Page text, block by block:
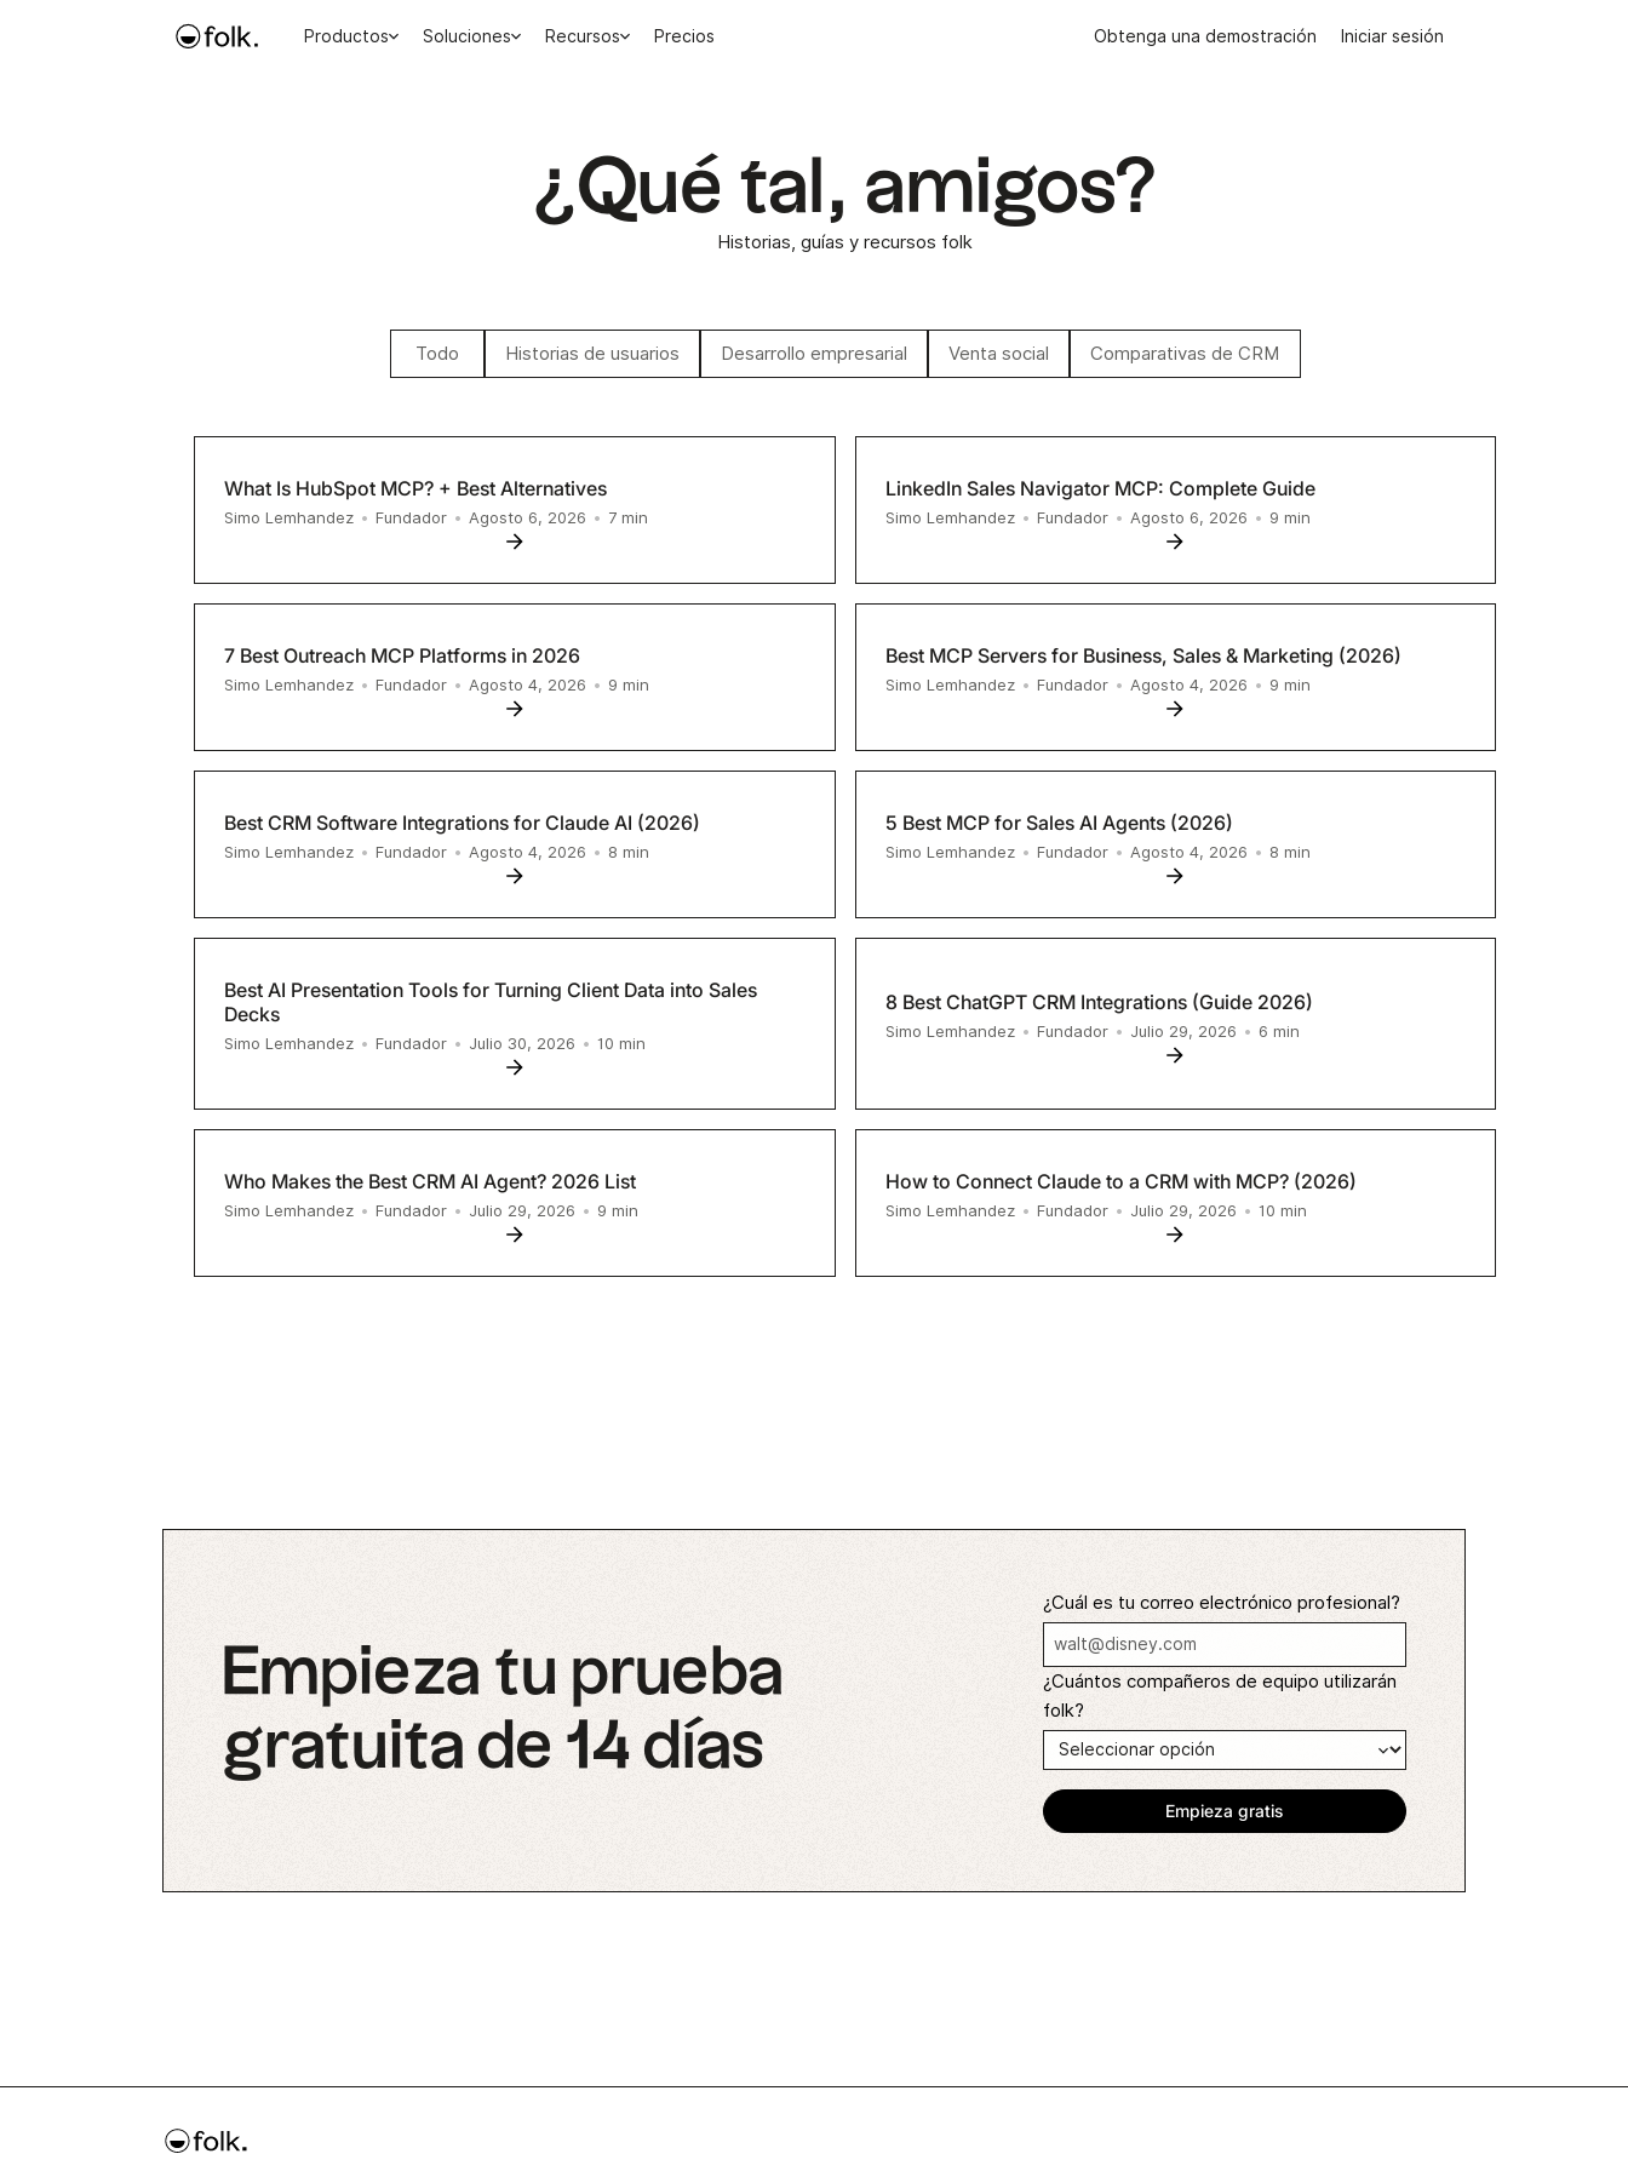
Productos Soluciones Recursos Precios Obtenga una demostración Iniciar sesión
¿Qué tal, amigos?
Historias, guías y recursos folk
Todo Historias de usuarios Desarrollo empresarial Venta social Comparativas de CRM
What Is HubSpot MCP? + Best Alternatives
Simo Lemhandez • Fundador • Agosto 6, 2026 • 7 min
LinkedIn Sales Navigator MCP: Complete Guide
Simo Lemhandez • Fundador • Agosto 6, 2026 • 9 min
7 Best Outreach MCP Platforms in 2026
Simo Lemhandez • Fundador • Agosto 4, 2026 • 9 min
Best MCP Servers for Business, Sales & Marketing (2026)
Simo Lemhandez • Fundador • Agosto 4, 2026 • 9 min
Best CRM Software Integrations for Claude AI (2026)
Simo Lemhandez • Fundador • Agosto 4, 2026 • 8 min
5 Best MCP for Sales AI Agents (2026)
Simo Lemhandez • Fundador • Agosto 4, 2026 • 8 min
Best AI Presentation Tools for Turning Client Data into Sales
Decks
Simo Lemhandez • Fundador • Julio 30, 2026 • 10 min
8 Best ChatGPT CRM Integrations (Guide 2026)
Simo Lemhandez • Fundador • Julio 29, 2026 • 6 min
Who Makes the Best CRM AI Agent? 2026 List
Simo Lemhandez • Fundador • Julio 29, 2026 • 9 min
How to Connect Claude to a CRM with MCP? (2026)
Simo Lemhandez • Fundador • Julio 29, 2026 • 10 min
Empieza tu prueba
gratuita de 14 días
¿Cuál es tu correo electrónico profesional?
¿Cuántos compañeros de equipo utilizarán
folk?